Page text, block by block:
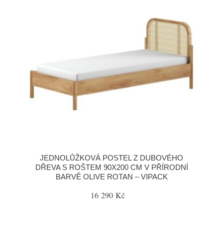
JEDNOLŮŽKOVÁ POSTEL Z DUBOVÉHO
DŘEVA S ROŠTEM 90X200 CM V PŘÍRODNÍ
BARVĚ OLIVE ROTAN – VIPACK
16 290 Kč